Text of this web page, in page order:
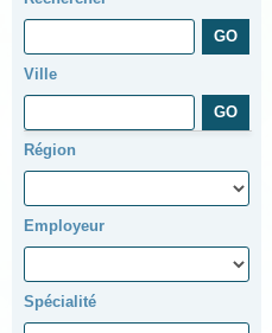
Ville
Région
Employeur
Spécialité